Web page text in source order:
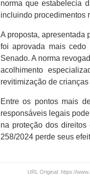
norma que estabelecia
incluindo procedimentos
A proposta, apresentada
foi aprovada mais cedo
Senado. A norma
acolhimento
revitimização de
Entre os pontos mais
responsáveis legais
na proteção dos
258/2024 perde seus
URL Original: https://